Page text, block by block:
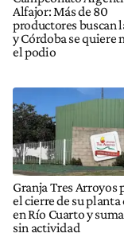
Alfajor: Más de 80
productores buscan
y Córdoba se quiere
el podio
Granja Tres Arroyos
el cierre de su planta
en Río Cuarto y
sin actividad